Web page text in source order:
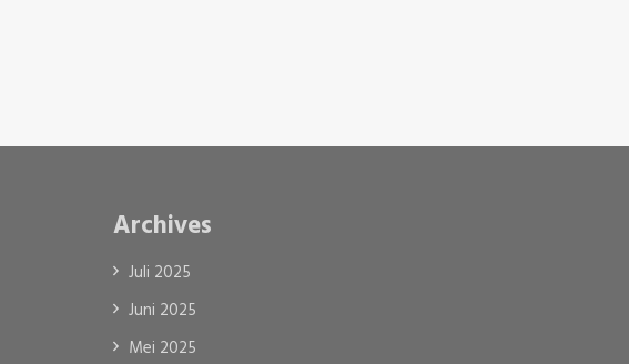
Archives
Juli 2025
Juni 2025
Mei 2025